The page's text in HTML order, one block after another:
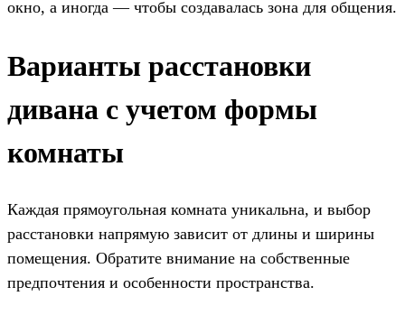
окно, а иногда — чтобы создавалась зона для общения.
Варианты расстановки
дивана с учетом формы
комнаты
Каждая прямоугольная комната уникальна, и выбор
расстановки напрямую зависит от длины и ширины
помещения. Обратите внимание на собственные
предпочтения и особенности пространства.